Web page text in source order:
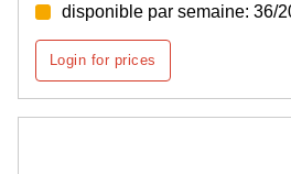
disponible par semaine: 36/
Login for prices